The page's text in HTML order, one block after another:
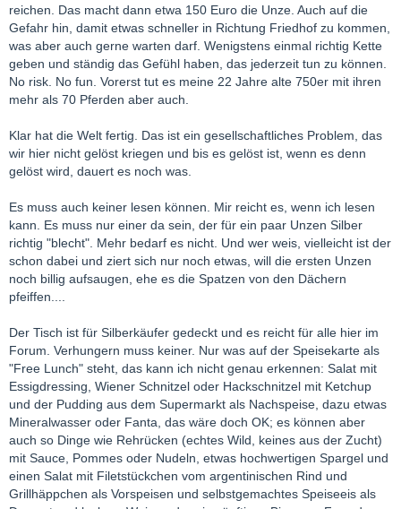
Das hilft nur nix, wenn niemand mehr lesen kann.
Die Welt hat fertig.
reichen. Das macht dann etwa 150 Euro die Unze. Auch auf die
Gefahr hin, damit etwas schneller in Richtung Friedhof zu kommen,
was aber auch gerne warten darf. Wenigstens einmal richtig Kette
geben und ständig das Gefühl haben, das jederzeit tun zu können.
No risk. No fun. Vorerst tut es meine 22 Jahre alte 750er mit ihren
mehr als 70 Pferden aber auch.
Klar hat die Welt fertig. Das ist ein gesellschaftliches Problem, das
wir hier nicht gelöst kriegen und bis es gelöst ist, wenn es denn
gelöst wird, dauert es noch was.
Es muss auch keiner lesen können. Mir reicht es, wenn ich lesen
kann. Es muss nur einer da sein, der für ein paar Unzen Silber
richtig "blecht". Mehr bedarf es nicht. Und wer weis, vielleicht ist der
schon dabei und ziert sich nur noch etwas, will die ersten Unzen
noch billig aufsaugen, ehe es die Spatzen von den Dächern
pfeiffen....
Der Tisch ist für Silberkäufer gedeckt und es reicht für alle hier im
Forum. Verhungern muss keiner. Nur was auf der Speisekarte als
"Free Lunch" steht, das kann ich nicht genau erkennen: Salat mit
Essigdressing, Wiener Schnitzel oder Hackschnitzel mit Ketchup
und der Pudding aus dem Supermarkt als Nachspeise, dazu etwas
Mineralwasser oder Fanta, das wäre doch OK; es können aber
auch so Dinge wie Rehrücken (echtes Wild, keines aus der Zucht)
mit Sauce, Pommes oder Nudeln, etwas hochwertigen Spargel und
einen Salat mit Filetstückchen vom argentinischen Rind und
Grillhäppchen als Vorspeisen und selbstgemachtes Speiseeis als